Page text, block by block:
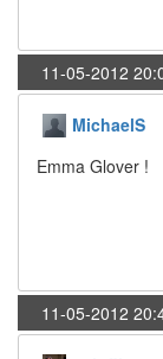
11-05-2012
MichaelS
Emma Glover !
11-05-2012